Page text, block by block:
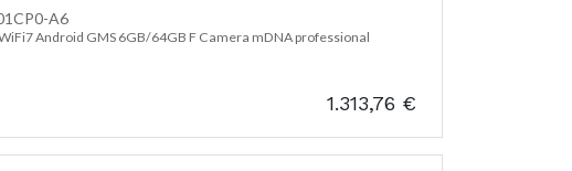
A6
Android GMS 6GB/64GB F Camera mDNA professional
1.313,76 €